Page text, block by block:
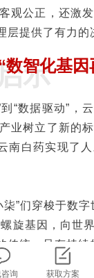
观公正，还激
层提供了有力的
示
数智化基因
到“数据驱动”
业树立了新的
南白药实现了
”们穿梭于数
旋基因，向世
传统，只有持续
询 获取方案